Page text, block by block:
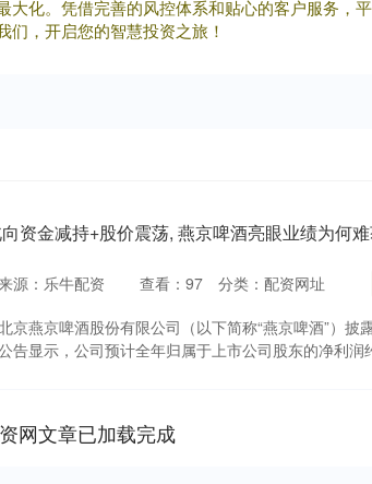
化。凭借完善的风控体系和贴心的客户服务
，开启您的智慧投资之旅！
资金减持+股价震荡, 燕京啤酒亮眼业绩为何
源：乐牛配资 查看： 97 分类： 配资网址
京燕京啤酒股份有限公司（以下简称“燕京啤酒”）披
告显示，公司预计全年归属于上市公司股东的净利润
网文章已加载完成